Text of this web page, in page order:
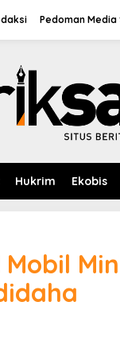
Pedoman Media
Hukrim Ekobis